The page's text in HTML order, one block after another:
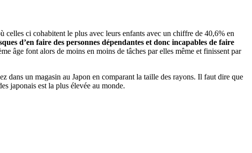
celles ci cohabitent le plus avec leurs enfants avec un chiffre de 40,6% en
d’en faire des personnes dépendantes et donc incapables de faire
âge font alors de moins en moins de tâches par elles même et finissent par
dans un magasin au Japon en comparant la taille des rayons. Il faut dire que
japonais est la plus élevée au monde.